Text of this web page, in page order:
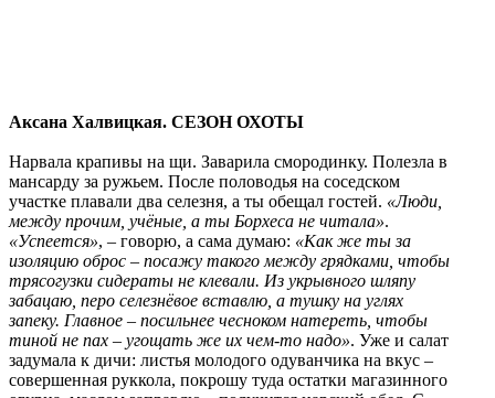
Аксана Халвицкая. СЕЗОН ОХОТЫ
Нарвала крапивы на щи. Заварила смородинку. Полезла в
мансарду за ружьем. После половодья на соседском
участке плавали два селезня, а ты обещал гостей. «Люди,
между прочим, учёные, а ты Борхеса не читала».
«Успеется», – говорю, а сама думаю: «Как же ты за
изоляцию оброс – посажу такого между грядками, чтобы
трясогузки сидераты не клевали. Из укрывного шляпу
забацаю, перо селезнёвое вставлю, а тушку на углях
запеку. Главное – посильнее чесноком натереть, чтобы
тиной не пах – угощать же их чем-то надо». Уже и салат
задумала к дичи: листья молодого одуванчика на вкус –
совершенная руккола, покрошу туда остатки магазинного